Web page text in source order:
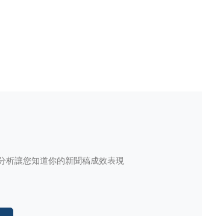
析讓您知道你的新聞稿成效表現